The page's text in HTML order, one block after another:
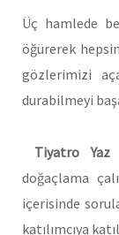
Üç hamlede
öğürerek
gözlerimizi
durabilmeyi
Tiyatro Yaz
doğaçlama
içerisinde
katılımcıya